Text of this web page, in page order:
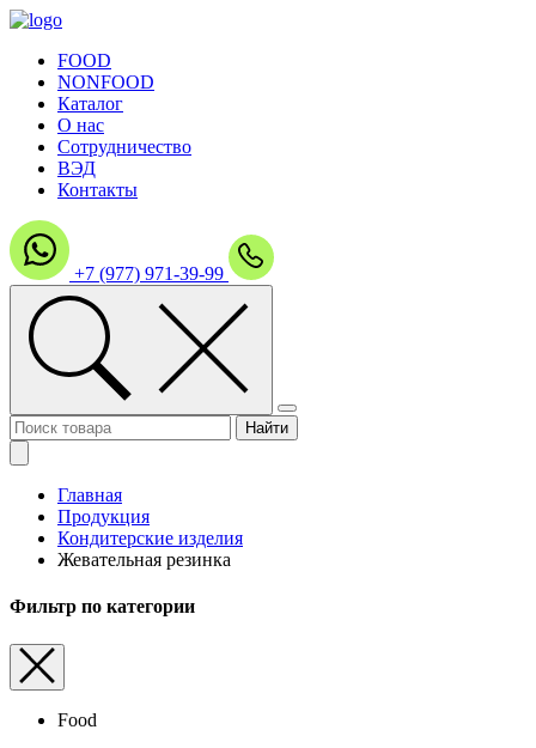
FOOD
NONFOOD
Каталог
О нас
Сотрудничество
ВЭД
Контакты
+7 (977) 971-39-99
Главная
Продукция
Кондитерские изделия
Жевательная резинка
Фильтр по категории
Food